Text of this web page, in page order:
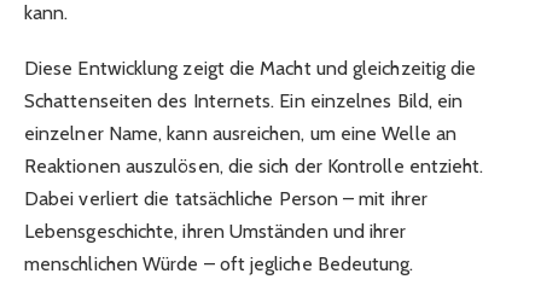
kann.
Diese Entwicklung zeigt die Macht und gleichzeitig die
Schattenseiten des Internets. Ein einzelnes Bild, ein
einzelner Name, kann ausreichen, um eine Welle an
Reaktionen auszulösen, die sich der Kontrolle entzieht.
Dabei verliert die tatsächliche Person – mit ihrer
Lebensgeschichte, ihren Umständen und ihrer
menschlichen Würde – oft jegliche Bedeutung.